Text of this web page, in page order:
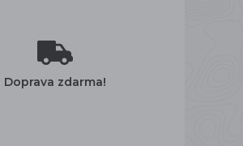
Doprava zdarma!